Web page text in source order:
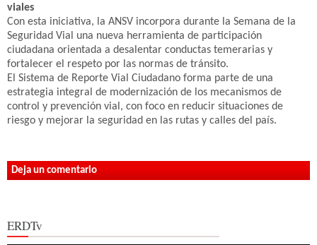
viales
Con esta iniciativa, la ANSV incorpora durante la Semana de la
Seguridad Vial una nueva herramienta de participación
ciudadana orientada a desalentar conductas temerarias y
fortalecer el respeto por las normas de tránsito.
El Sistema de Reporte Vial Ciudadano forma parte de una
estrategia integral de modernización de los mecanismos de
control y prevención vial, con foco en reducir situaciones de
riesgo y mejorar la seguridad en las rutas y calles del país.
Deja un comentario
ERDTv